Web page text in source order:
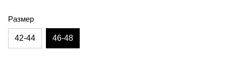
Размер
42-44 46-48